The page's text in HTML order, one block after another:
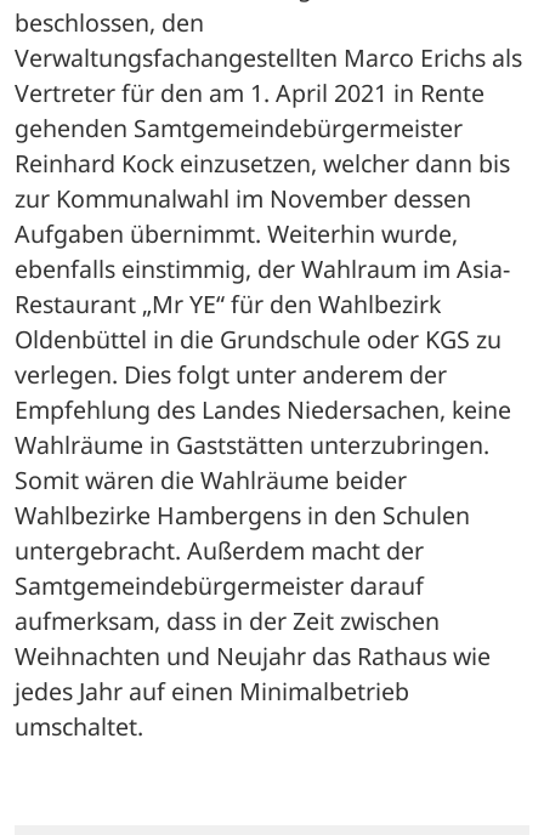
beschlossen, den
Verwaltungsfachangestellten Marco Erichs als
Vertreter für den am 1. April 2021 in Rente
gehenden Samtgemeindebürgermeister
Reinhard Kock einzusetzen, welcher dann bis
zur Kommunalwahl im November dessen
Aufgaben übernimmt. Weiterhin wurde,
ebenfalls einstimmig, der Wahlraum im Asia-
Restaurant „Mr YE“ für den Wahlbezirk
Oldenbüttel in die Grundschule oder KGS zu
verlegen. Dies folgt unter anderem der
Empfehlung des Landes Niedersachen, keine
Wahlräume in Gaststätten unterzubringen.
Somit wären die Wahlräume beider
Wahlbezirke Hambergens in den Schulen
untergebracht. Außerdem macht der
Samtgemeindebürgermeister darauf
aufmerksam, dass in der Zeit zwischen
Weihnachten und Neujahr das Rathaus wie
jedes Jahr auf einen Minimalbetrieb
umschaltet.